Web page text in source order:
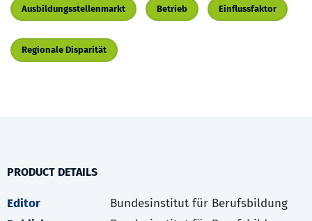
Ausbildungsstellenmarkt Betrieb Einflussfaktor
Regionale Disparität
PRODUCT DETAILS
Editor
Bundesinstitut für Berufsbildung